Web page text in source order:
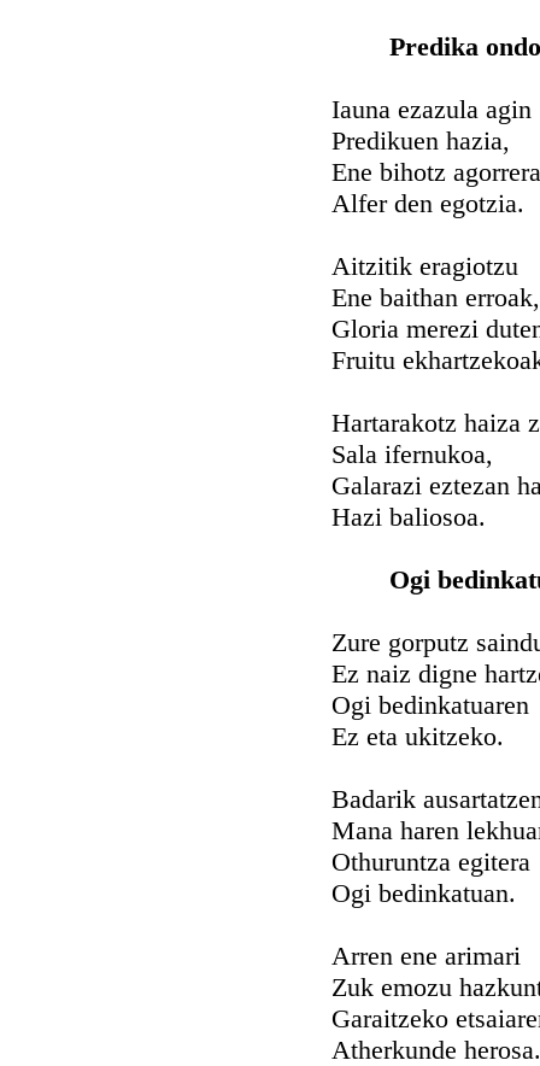
Predika
Iauna ezazula agin
Predikuen hazia,
Ene bihotz agorrera
Alfer den egotzia.
Aitzitik eragiotzu
Ene baithan erroak,
Gloria merezi
Fruitu
Hartarakotz haiza
Sala ifernukoa,
Galarazi eztezan
Hazi baliosoa.
Ogi
Zure gorputz
Ez naiz digne
Ogi bedinkatuaren
Ez eta ukitzeko.
Badarik
Mana haren
Othuruntza egitera
Ogi bedinkatuan.
Arren ene arimari
Zuk emozu
Garaitzeko
Atherkunde herosa.